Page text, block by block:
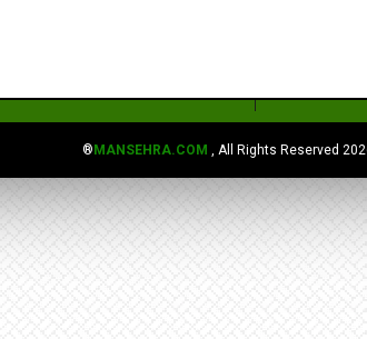
MANSEHRA.COM , All Rights Reserved®